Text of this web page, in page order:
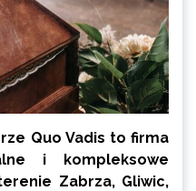
Quo Vadis to firma
i kompleksowe
Zabrza, Gliwic,